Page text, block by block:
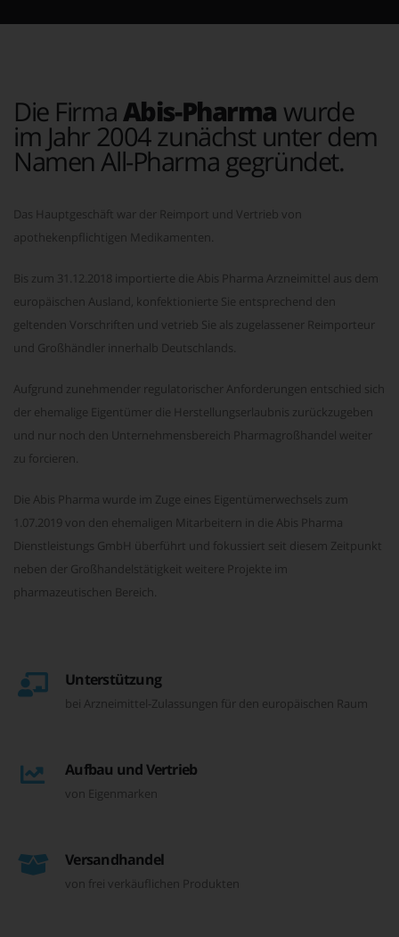
Die Firma Abis-Pharma wurde
im Jahr 2004 zunächst unter dem
Namen All-Pharma gegründet.
Das Hauptgeschäft war der Reimport und Vertrieb von
apothekenpflichtigen Medikamenten.
Bis zum 31.12.2018 importierte die Abis Pharma Arzneimittel aus dem
europäischen Ausland, konfektionierte Sie entsprechend den
geltenden Vorschriften und vetrieb Sie als zugelassener Reimporteur
und Großhändler innerhalb Deutschlands.
Aufgrund zunehmender regulatorischer Anforderungen entschied sich
der ehemalige Eigentümer die Herstellungserlaubnis zurückzugeben
und nur noch den Unternehmensbereich Pharmagroßhandel weiter
zu forcieren.
Die Abis Pharma wurde im Zuge eines Eigentümerwechsels zum
1.07.2019 von den ehemaligen Mitarbeitern in die Abis Pharma
Dienstleistungs GmbH überführt und fokussiert seit diesem Zeitpunkt
neben der Großhandelstätigkeit weitere Projekte im
pharmazeutischen Bereich.
Unterstützung
bei Arzneimittel-Zulassungen für den europäischen Raum
Aufbau und Vertrieb
von Eigenmarken
Versandhandel
von frei verkäuflichen Produkten